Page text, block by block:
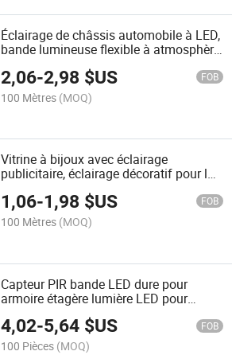
Éclairage de châssis automobile à LED,
bande lumineuse flexible à atmosphère
2,06-2,98 $US FOB
100 Mètres (MOQ)
Vitrine à bijoux avec éclairage
publicitaire, éclairage décoratif pour la
maison, bande LED flexible
1,06-1,98 $US FOB
100 Mètres (MOQ)
Capteur PIR bande LED dure pour
armoire étagère lumière LED pour
escalier éclairage de chambre
4,02-5,64 $US FOB
100 Pièces (MOQ)